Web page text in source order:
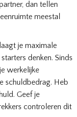
dan tellen
meestal
je maximale
denken. Sinds
werkelijke
schuldbedrag. Heb
Geef je
controleren dit